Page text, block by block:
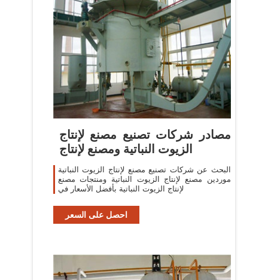
مصادر شركات تصنيع مصنع لإنتاج
الزيوت النباتية ومصنع لإنتاج
البحث عن شركات تصنيع مصنع لإنتاج الزيوت النباتية
موردين مصنع لإنتاج الزيوت النباتية ومنتجات مصنع
لإنتاج الزيوت النباتية بأفضل الأسعار في
احصل على السعر